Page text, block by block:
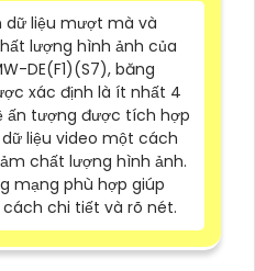
dữ liệu mượt mà và
lượng hình ảnh của
DE(F1)(S7), băng
xác định là ít nhất 4
ấn tượng được tích hợp
liệu video một cách
chất lượng hình ảnh.
mạng phù hợp giúp
chi tiết và rõ nét.